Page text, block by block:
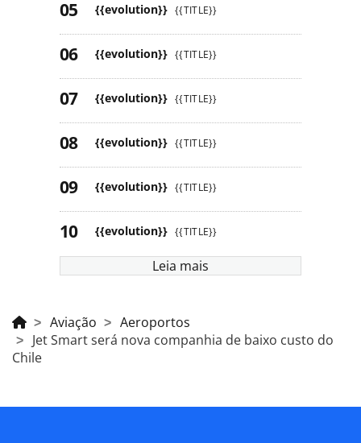
{{evolution}} {{TITLE}}
{{evolution}} {{TITLE}}
{{evolution}} {{TITLE}}
{{evolution}} {{TITLE}}
{{evolution}} {{TITLE}}
{{evolution}} {{TITLE}}
Leia mais
Aviação
Aeroportos
Jet Smart será nova companhia de baixo custo do
Chile